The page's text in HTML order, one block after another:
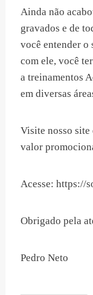
Ainda não
gravados e de
você entender o
com ele, você
a treinamentos
em diversas
Visite nosso site
valor
Acesse: https://
Obrigado pela
Pedro Neto